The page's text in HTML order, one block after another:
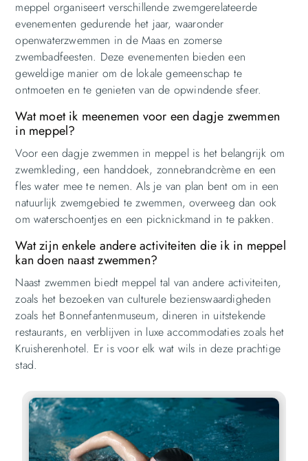
meppel organiseert verschillende zwemgerelateerde
evenementen gedurende het jaar, waaronder
openwaterzwemmen in de Maas en zomerse
zwembadfeesten. Deze evenementen bieden een
geweldige manier om de lokale gemeenschap te
ontmoeten en te genieten van de opwindende sfeer.
Wat moet ik meenemen voor een dagje zwemmen
in meppel?
Voor een dagje zwemmen in meppel is het belangrijk om
zwemkleding, een handdoek, zonnebrandcrème en een
fles water mee te nemen. Als je van plan bent om in een
natuurlijk zwemgebied te zwemmen, overweeg dan ook
om waterschoentjes en een picknickmand in te pakken.
Wat zijn enkele andere activiteiten die ik in meppel
kan doen naast zwemmen?
Naast zwemmen biedt meppel tal van andere activiteiten,
zoals het bezoeken van culturele bezienswaardigheden
zoals het Bonnefantenmuseum, dineren in uitstekende
restaurants, en verblijven in luxe accommodaties zoals het
Kruisherenhotel. Er is voor elk wat wils in deze prachtige
stad.